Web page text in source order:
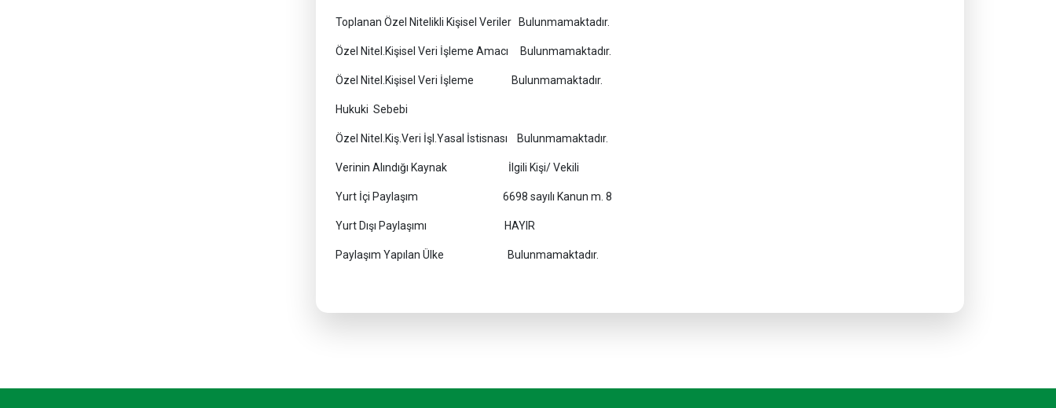
Toplanan Özel Nitelikli Kişisel Veriler Bulunmamaktadır.
Özel Nitel.Kişisel Veri İşleme Amacı Bulunmamaktadır.
Özel Nitel.Kişisel Veri İşleme Bulunmamaktadır.
Hukuki Sebebi
Özel Nitel.Kiş.Veri İşl.Yasal İstisnası Bulunmamaktadır.
Verinin Alındığı Kaynak İlgili Kişi/ Vekili
Yurt İçi Paylaşım 6698 sayılı Kanun m. 8
Yurt Dışı Paylaşımı HAYIR
Paylaşım Yapılan Ülke Bulunmamaktadır.